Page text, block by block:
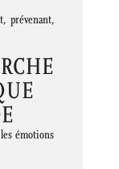
prévenant,
émotions